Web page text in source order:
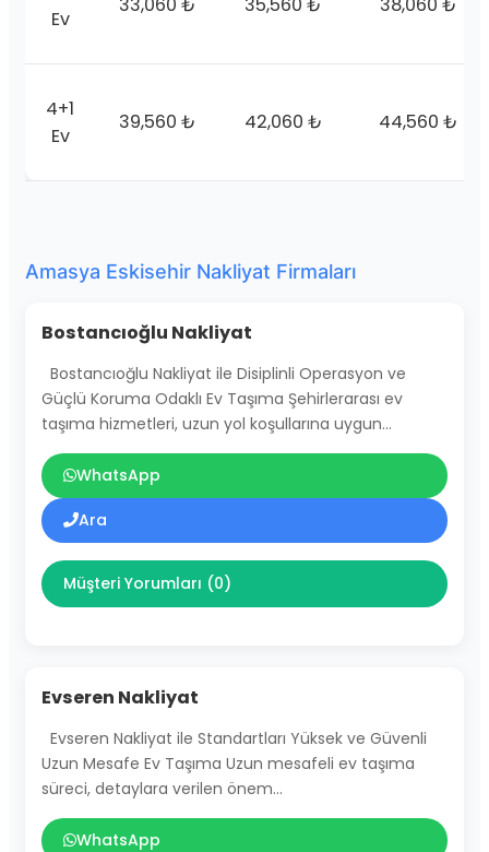
Ev
4+1
Ev
39,560 ₺ 42,060 ₺ 44,560 ₺
Amasya Eskisehir Nakliyat Firmaları
Bostancıoğlu Nakliyat
Bostancıoğlu Nakliyat ile Disiplinli Operasyon ve
Güçlü Koruma Odaklı Ev Taşıma Şehirlerarası ev
taşıma hizmetleri, uzun yol koşullarına uygun…
WhatsApp
Ara
Müşteri Yorumları (0)
Evseren Nakliyat
Evseren Nakliyat ile Standartları Yüksek ve Güvenli
Uzun Mesafe Ev Taşıma Uzun mesafeli ev taşıma
süreci, detaylara verilen önem…
WhatsApp